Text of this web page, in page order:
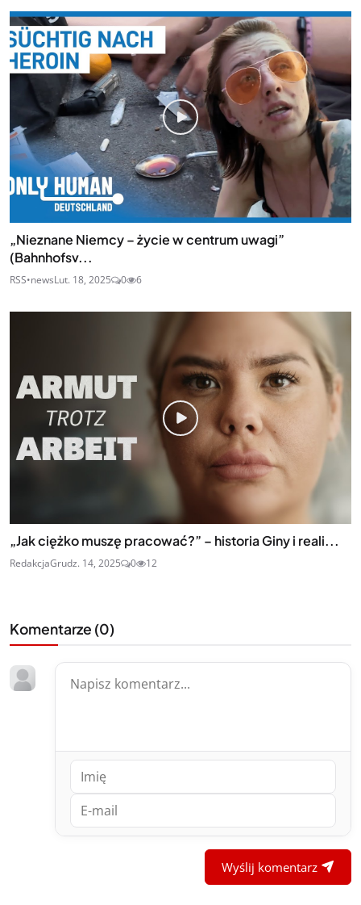
„Nieznane Niemcy – życie w centrum uwagi”
(Bahnhofsv...
RSS•newsLut. 18, 2025 0 6
„Jak ciężko muszę pracować?” – historia Giny i reali...
RedakcjaGrudz. 14, 2025 0 12
Komentarze (0)
Wyślij komentarz